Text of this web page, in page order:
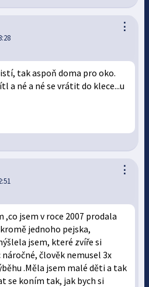
⋮
tak aspoň doma pro oko.
a né a né se vrátit do klece...u
⋮
jsem v roce 2007 prodala
jednoho pejska,
jsem, které zvíře si
člověk nemusel 3x
.Měla jsem malé děti a tak
se koním tak, jak bych si